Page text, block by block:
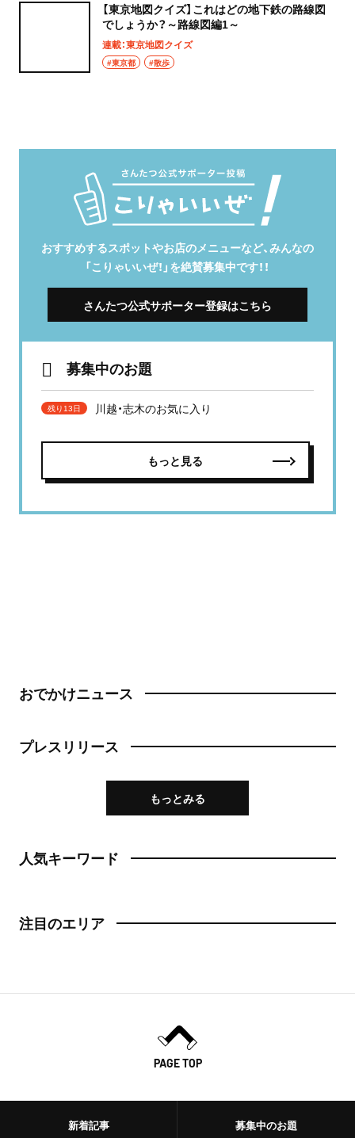
【東京地図クイズ】これはどの地下鉄の路線図
でしょうか？～路線図編1～
連載：東京地図クイズ
#東京都 #散歩
おすすめするスポットやお店のメニューなど、みんなの
「こりゃいいぜ！」を絶賛募集中です！！
さんたつ公式サポーター登録はこちら
募集中のお題
残り13日 川越・志木のお気に入り
もっと見る
おでかけニュース
プレスリリース
もっとみる
人気キーワード
注目のエリア
PAGE TOP
新着記事 募集中のお題